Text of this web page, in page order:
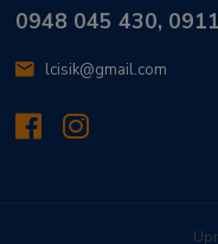
0948 045 430,
lcisik@gmail.com